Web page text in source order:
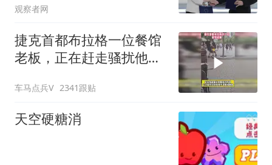
观察者网
捷克首都布拉格一位餐馆
老板，正在赶走骚扰他顾
车马点兵V 2341跟贴
天空硬糖消